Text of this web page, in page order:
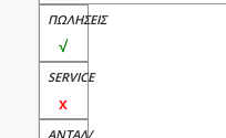
√
x